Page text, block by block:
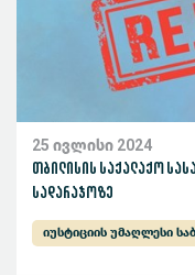
25 ივლისი 2024
თბილისის საქალაქო
სადარაჯოზე
იუსტიციის უმაღლესი